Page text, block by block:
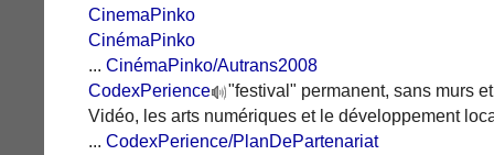
CinemaPinko
CinémaPinko
... CinémaPinko/Autrans2008
CodexPerience
"festival" permanent, sans murs
Vidéo, les arts numériques et le développement
... CodexPerience/PlanDePartenariat